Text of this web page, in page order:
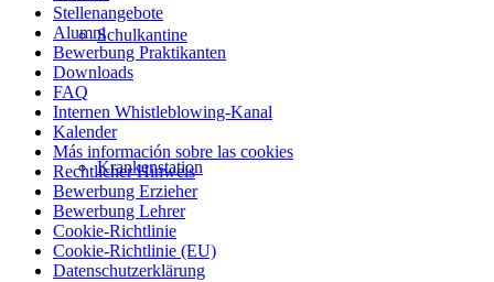
Schulkantine
Krankenstation
Stellenangebote
Alumni
Bewerbung Praktikanten
Downloads
FAQ
Internen Whistleblowing-Kanal
Kalender
Más información sobre las cookies
Rechtlicher Hinweis
Bewerbung Erzieher
Bewerbung Lehrer
Cookie-Richtlinie
Cookie-Richtlinie (EU)
Datenschutzerklärung